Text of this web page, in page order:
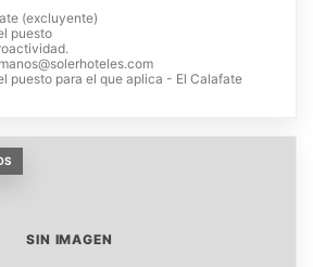
(excluyente)
puesto
puesto para el que aplica - El Calafate
SIN IMAGEN